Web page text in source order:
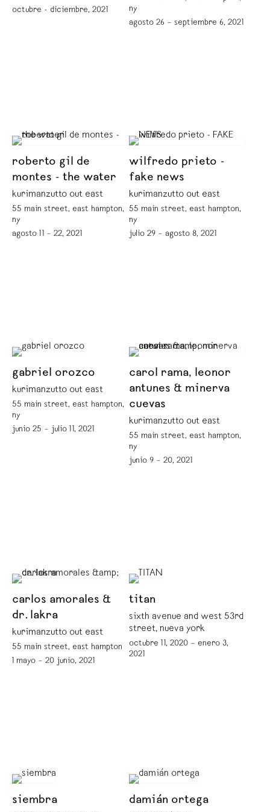
octubre - diciembre, 2021
ny
agosto 26 – septiembre 6, 2021
roberto gil de
montes - the water
kurimanzutto out east
55 main street, east hampton,
ny
agosto 11 – 22, 2021
wilfredo prieto -
fake news
kurimanzutto out east
55 main street, east hampton,
ny
julio 29 – agosto 8, 2021
gabriel orozco
kurimanzutto out east
55 main street, east hampton,
ny
junio 25 – julio 11, 2021
carol rama, leonor
antunes & minerva
cuevas
kurimanzutto out east
55 main street, east hampton,
ny
junio 9 – 20, 2021
carlos amorales &
dr. lakra
kurimanzutto out east
55 main street, east hampton
1 mayo – 20 junio, 2021
titan
sixth avenue and west 53rd
street, nueva york
octubre 11, 2020 – enero 3,
2021
siembra damián ortega